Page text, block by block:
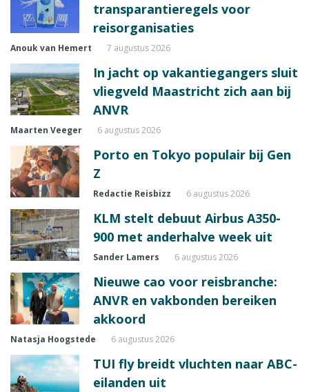
transparantieregels voor
reisorganisaties
Anouk van Hemert 7 augustus 2026
In jacht op vakantiegangers sluit
vliegveld Maastricht zich aan bij
ANVR
Maarten Veeger 6 augustus 2026
Porto en Tokyo populair bij Gen
Z
Redactie Reisbizz 6 augustus 2026
KLM stelt debuut Airbus A350-
900 met anderhalve week uit
Sander Lamers 6 augustus 2026
Nieuwe cao voor reisbranche:
ANVR en vakbonden bereiken
akkoord
Natasja Hoogstede 6 augustus 2026
TUI fly breidt vluchten naar ABC-
eilanden uit